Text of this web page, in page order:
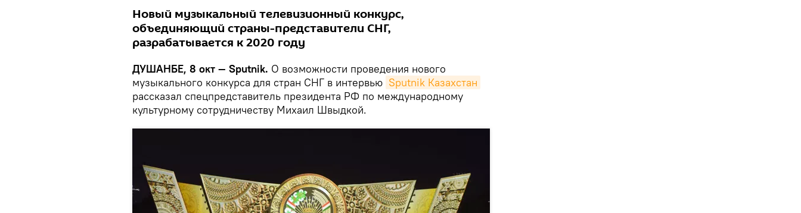
Новый музыкальный телевизионный конкурс,
объединяющий страны-представители СНГ,
разрабатывается к 2020 году
ДУШАНБЕ, 8 окт — Sputnik. О возможности проведения нового
музыкального конкурса для стран СНГ в интервью Sputnik Казахстан
рассказал спецпредставитель президента РФ по международному
культурному сотрудничеству Михаил Швыдкой.